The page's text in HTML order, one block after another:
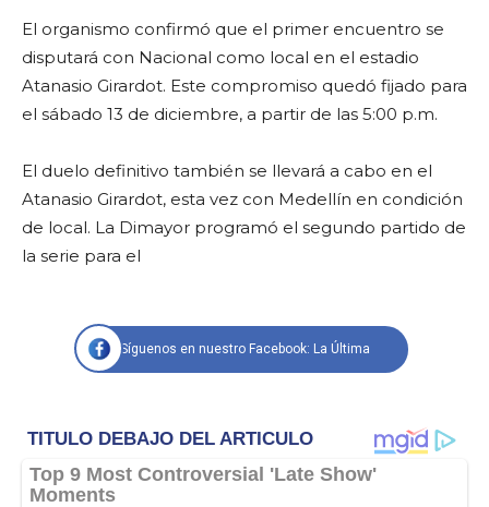
El organismo confirmó que el primer encuentro se
disputará con Nacional como local en el estadio
Atanasio Girardot. Este compromiso quedó fijado para
el sábado 13 de diciembre, a partir de las 5:00 p.m.
El duelo definitivo también se llevará a cabo en el
Atanasio Girardot, esta vez con Medellín en condición
de local. La Dimayor programó el segundo partido de
la serie para el
Síguenos en nuestro Facebook: La Última